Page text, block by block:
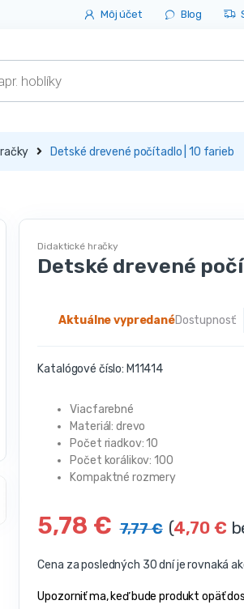
Môj účet Blog
Detské drevené počítadlo | 10 farieb
Didaktické hračky
Detské drevené
Dostupnosť:
Aktuálne vypredané
Katalógové číslo: M11414
Viacfarebné
Materiál: drevo
Počet riadkov: 10
Počet korálikov: 100
Kompaktné rozmery
5,78 € 7,77€ (4,70 €
Cena za posledných 30 dní je rovnaká
Upozorniť ma, keď bude produkt opäť